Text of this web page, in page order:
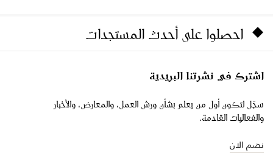
احصلوا على أحدث المستجدات
اشترك في نشرتنا البريدية
سجّل لتكون أول من يعلم بشأن ورش العمل، والمعارض، والأخبار
والفعاليات القادمة.
نضم الان